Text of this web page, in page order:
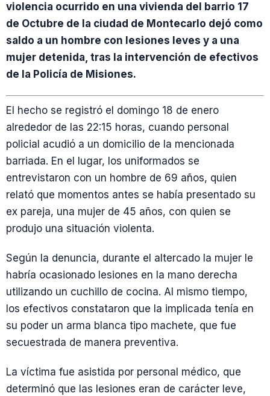
violencia ocurrido en una vivienda del barrio 17
de Octubre de la ciudad de Montecarlo dejó como
saldo a un hombre con lesiones leves y a una
mujer detenida, tras la intervención de efectivos
de la Policía de Misiones.
El hecho se registró el domingo 18 de enero
alrededor de las 22:15 horas, cuando personal
policial acudió a un domicilio de la mencionada
barriada. En el lugar, los uniformados se
entrevistaron con un hombre de 69 años, quien
relató que momentos antes se había presentado su
ex pareja, una mujer de 45 años, con quien se
produjo una situación violenta.
Según la denuncia, durante el altercado la mujer le
habría ocasionado lesiones en la mano derecha
utilizando un cuchillo de cocina. Al mismo tiempo,
los efectivos constataron que la implicada tenía en
su poder un arma blanca tipo machete, que fue
secuestrada de manera preventiva.
La víctima fue asistida por personal médico, que
determinó que las lesiones eran de carácter leve,